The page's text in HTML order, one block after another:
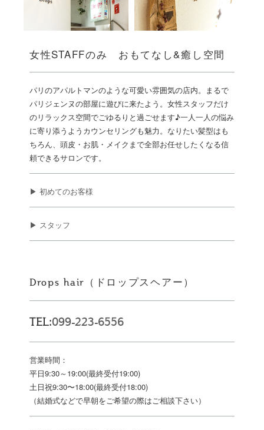
女性STAFFのみ おもてなし&癒し空間
パリのアパルトマンのような可愛い雰囲気の店内。まるで
パリジェンヌの部屋に遊びに来たよう。女性スタッフだけ
のリラックス空間でごゆるりと過ごせます♪一人一人の悩み
に寄り添うようカウンセリングも魅力。なりたい髪型はも
ちろん、頭皮・お肌・メイクまで全部お任せしたくなる信
頼できるサロンです。
▶ 初めてのお客様
▶ スタッフ
Drops hair（ドロップスヘアー）
TEL:099-223-6556
営業時間：
平日9:30～19:00(最終受付19:00)
土日祝9:30〜18:00(最終受付18:00)
（結婚式などで早朝をご希望の際はご相談下さい）